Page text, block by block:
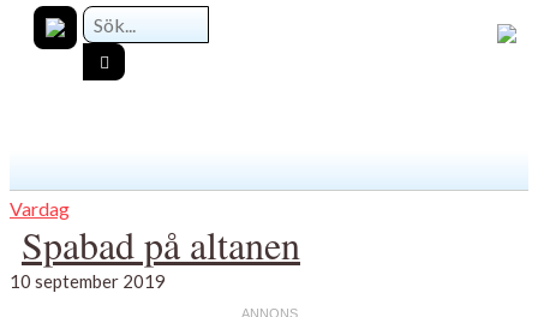
Vardag
Spabad på altanen
10 september 2019